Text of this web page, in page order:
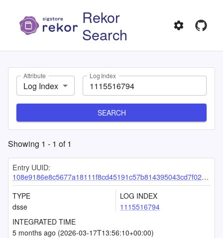
Rekor
Search
Attribute
Log Index
Log Index
SEARCH
Showing 1 - 1 of1
Entry UUID:
108e9186e8c5677a18111f8cd45191c57b814395043cd7f02316cba8090d8c2e3ac02483e2e125fc
TYPE
dsse
LOG INDEX
1115516794
INTEGRATED TIME
5 months ago (2026-03-17T13:56:10+00:00)